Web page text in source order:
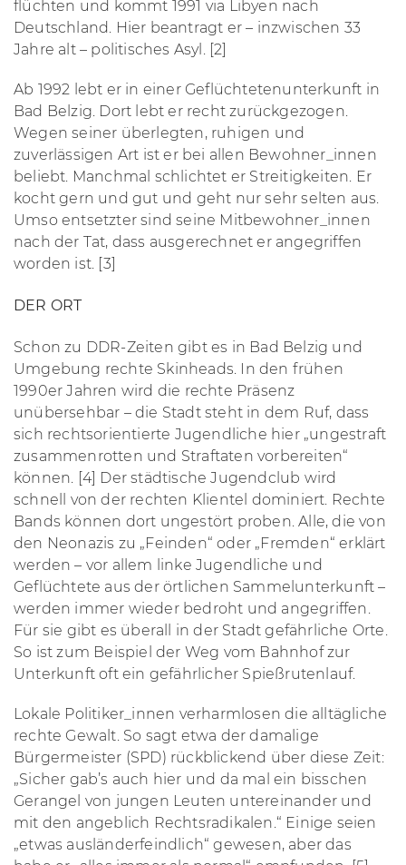
flüchten und kommt 1991 via Libyen nach
Deutschland. Hier beantragt er – inzwischen 33
Jahre alt – politisches Asyl. [2]
Ab 1992 lebt er in einer Geflüchtetenunterkunft in
Bad Belzig. Dort lebt er recht zurückgezogen.
Wegen seiner überlegten, ruhigen und
zuverlässigen Art ist er bei allen Bewohner_innen
beliebt. Manchmal schlichtet er Streitigkeiten. Er
kocht gern und gut und geht nur sehr selten aus.
Umso entsetzter sind seine Mitbewohner_innen
nach der Tat, dass ausgerechnet er angegriffen
worden ist. [3]
DER ORT
Schon zu DDR-Zeiten gibt es in Bad Belzig und
Umgebung rechte Skinheads. In den frühen
1990er Jahren wird die rechte Präsenz
unübersehbar – die Stadt steht in dem Ruf, dass
sich rechtsorientierte Jugendliche hier „ungestraft
zusammenrotten und Straftaten vorbereiten“
können. [4] Der städtische Jugendclub wird
schnell von der rechten Klientel dominiert. Rechte
Bands können dort ungestört proben. Alle, die von
den Neonazis zu „Feinden“ oder „Fremden“ erklärt
werden – vor allem linke Jugendliche und
Geflüchtete aus der örtlichen Sammelunterkunft –
werden immer wieder bedroht und angegriffen.
Für sie gibt es überall in der Stadt gefährliche Orte.
So ist zum Beispiel der Weg vom Bahnhof zur
Unterkunft oft ein gefährlicher Spießrutenlauf.
Lokale Politiker_innen verharmlosen die alltägliche
rechte Gewalt. So sagt etwa der damalige
Bürgermeister (SPD) rückblickend über diese Zeit:
„Sicher gab’s auch hier und da mal ein bisschen
Gerangel von jungen Leuten untereinander und
mit den angeblich Rechtsradikalen.“ Einige seien
„etwas ausländerfeindlich“ gewesen, aber das